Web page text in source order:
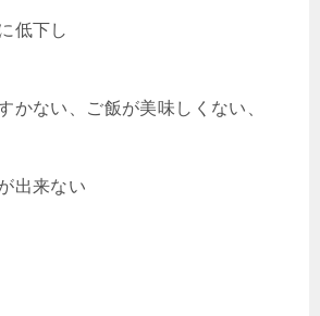
低下し
かない、ご飯が美味しくない、
出来ない